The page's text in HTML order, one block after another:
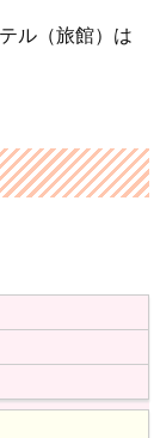
ル（旅館）は